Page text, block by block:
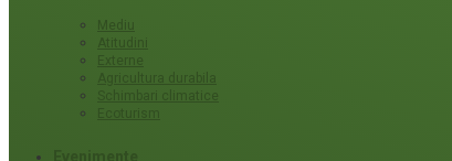
Mediu
Atitudini
Externe
Agricultura durabila
Schimbari climatice
Ecoturism